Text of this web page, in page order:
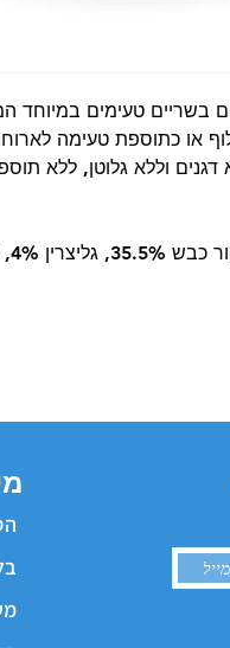
בשריים טעימים במיוחד
או כתוספת טעימה
וללא גלוטן, ללא